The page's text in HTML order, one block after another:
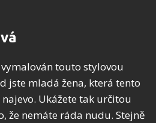
touto stylovou
jste mladá žena, která tento
Ukážete tak určitou
že nemáte ráda nudu. Stejně